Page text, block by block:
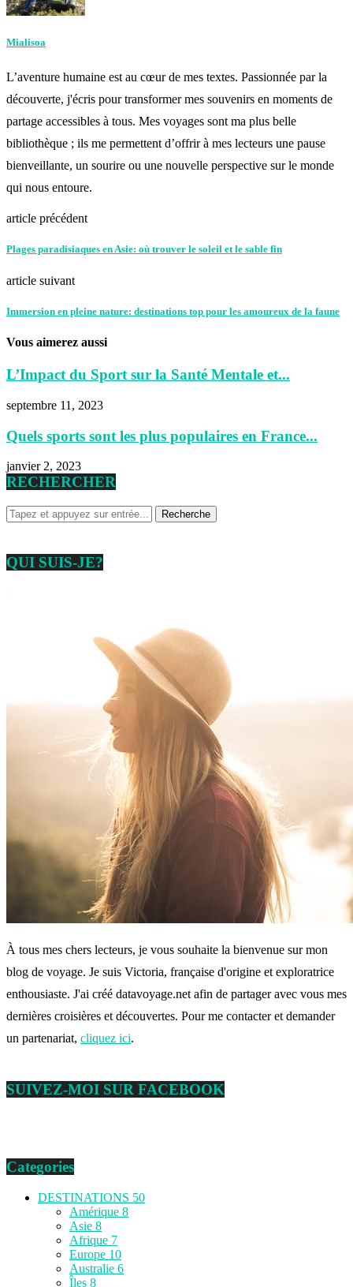
Mialisoa
L’aventure humaine est au cœur de mes textes. Passionnée par la
découverte, j'écris pour transformer mes souvenirs en moments de
partage accessibles à tous. Mes voyages sont ma plus belle
bibliothèque ; ils me permettent d’offrir à mes lecteurs une pause
bienveillante, un sourire ou une nouvelle perspective sur le monde
qui nous entoure.
article précédent
Plages paradisiaques en Asie: où trouver le soleil et le sable fin
article suivant
Immersion en pleine nature: destinations top pour les amoureux de la faune
Vous aimerez aussi
L’Impact du Sport sur la Santé Mentale et...
septembre 11, 2023
Quels sports sont les plus populaires en France...
janvier 2, 2023
RECHERCHER
QUI SUIS-JE?
À tous mes chers lecteurs, je vous souhaite la bienvenue sur mon
blog de voyage. Je suis Victoria, française d'origine et exploratrice
enthousiaste. J'ai créé datavoyage.net afin de partager avec vous mes
dernières croisières et découvertes. Pour me contacter et demander
un partenariat, cliquez ici.
SUIVEZ-MOI SUR FACEBOOK
Categories
DESTINATIONS 50
Amérique 8
Asie 8
Afrique 7
Europe 10
Australie 6
Îles 8